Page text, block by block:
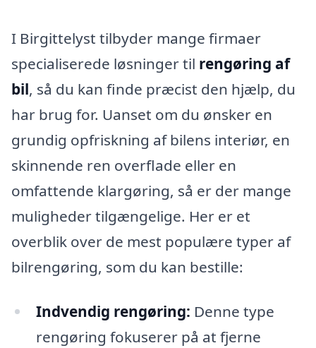
I Birgittelyst tilbyder mange firmaer
specialiserede løsninger til rengøring af
bil, så du kan finde præcist den hjælp, du
har brug for. Uanset om du ønsker en
grundig opfriskning af bilens interiør, en
skinnende ren overflade eller en
omfattende klargøring, så er der mange
muligheder tilgængelige. Her er et
overblik over de mest populære typer af
bilrengøring, som du kan bestille:
Indvendig rengøring: Denne type
rengøring fokuserer på at fjerne